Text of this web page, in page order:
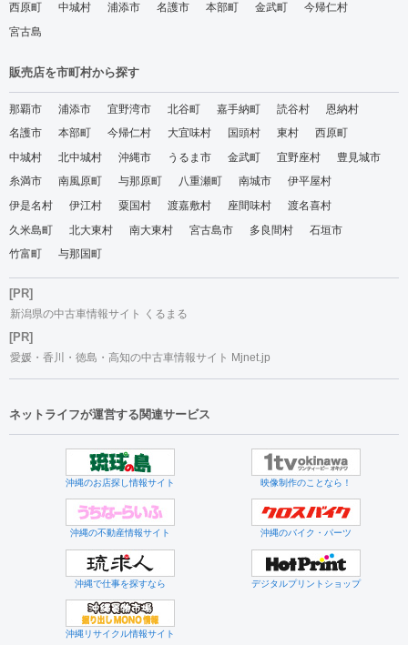
西原町
中城村 浦添市 名護市 本部町 金武町
今帰仁村
宮古島
販売店を市町村から探す
那覇市 浦添市 宜野湾市 北谷町 嘉手納町 読谷村
恩納村
名護市
本部町 今帰仁村 大宜味村 国頭村 東村
西原町
中城村
北中城村 沖縄市 うるま市 金武町 宜野座村
豊見城市
糸満市
南風原町 与那原町 八重瀬町 南城市
伊平屋村
伊是名村
伊江村 粟国村 渡嘉敷村 座間味村
渡名喜村
久米島町
北大東村 南大東村 宮古島市 多良間村
石垣市
竹富町
与那国町
[PR]
新潟県の中古車情報サイト くるまる
[PR]
愛媛・香川・徳島・高知の中古車情報サイト Mjnet.jp
ネットライフが運営する関連サービス
沖縄のお店探し情報サイト 映像制作のことなら！
沖縄の不動産情報サイト 沖縄のバイク・パーツ
沖縄で仕事を探すなら デジタルプリントショップ
沖縄リサイクル情報サイト